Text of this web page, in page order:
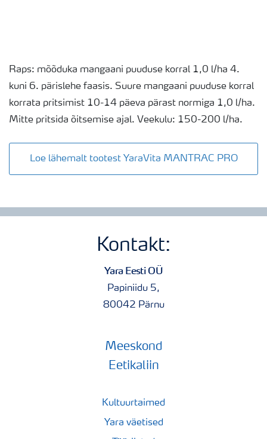
Raps: mõõduka mangaani puuduse korral 1,0 l/ha 4.
kuni 6. pärislehe faasis. Suure mangaani puuduse korral
korrata pritsimist 10-14 päeva pärast normiga 1,0 l/ha.
Mitte pritsida õitsemise ajal. Veekulu: 150-200 l/ha.
Loe lähemalt tootest YaraVita MANTRAC PRO
Kontakt:
Yara Eesti OÜ
Papiniidu 5,
80042 Pärnu
Meeskond
Eetikaliin
Kultuurtaimed
Yara väetised